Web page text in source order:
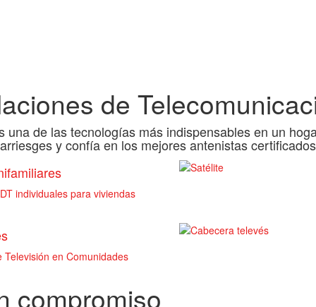
de
una de las tecnologías más indispensables en un
arriesges y confía en los mejores antenistas certificados
individuales para viviendas
Televisión en Comunidades
compromiso